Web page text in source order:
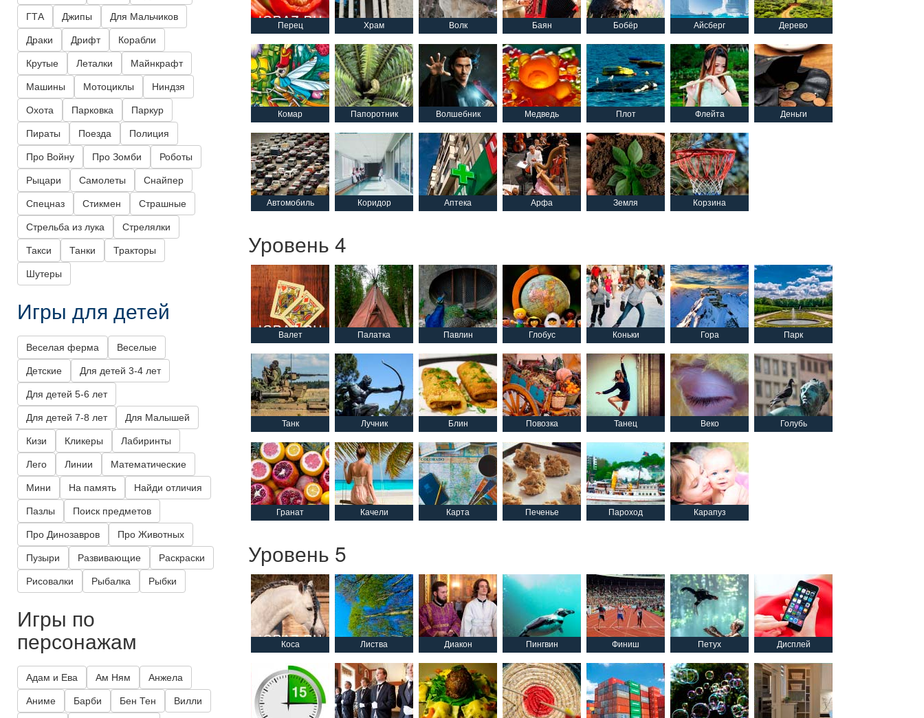
Перец Храм Волк Баян Бобёр Айсберг Дерево
Комар Папоротник Волшебник Медведь Плот Флейта Деньги
Автомобиль Коридор Аптека Арфа Земля Корзина
Уровень 4
Валет Палатка Павлин Глобус Коньки Гора Парк
Танк Лучник Блин Повозка Танец Веко Голубь
Гранат Качели Карта Печенье Пароход Карапуз
Уровень 5
Коса Листва Диакон Пингвин Финиш Петух Дисплей
ГТА Джипы Для Мальчиков
Драки Дрифт Корабли
Крутые Леталки Майнкрафт
Машины Мотоциклы Ниндзя
Охота Парковка Паркур
Пираты Поезда Полиция
Про Войну Про Зомби Роботы
Рыцари Самолеты Снайпер
Спецназ Стикмен Страшные
Стрельба из лука Стрелялки
Такси Танки Тракторы
Шутеры
Игры для детей
Веселая ферма Веселые
Детские Для детей 3-4 лет
Для детей 5-6 лет
Для детей 7-8 лет Для Малышей
Кизи Кликеры Лабиринты
Лего Линии Математические
Мини На память Найди отличия
Пазлы Поиск предметов
Про Динозавров Про Животных
Пузыри Развивающие Раскраски
Рисовалки Рыбалка Рыбки
Игры по
персонажам
Адам и Ева Ам Ням Анжела
Аниме Барби Бен Тен Вилли